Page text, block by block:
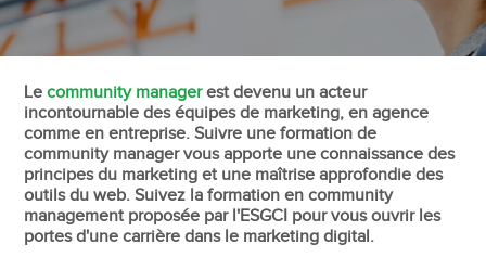
Lecommunity managerest devenu un acteur
incontournable des équipes de marketing, en agence
comme en entreprise. Suivre une formation de
community manager vous apporte une connaissance des
principes du marketing et une maîtrise approfondie des
outils du web. Suivez la formation en community
management proposée par l'ESGCI pour vous ouvrir les
portes d'une carrière dans le marketing digital.